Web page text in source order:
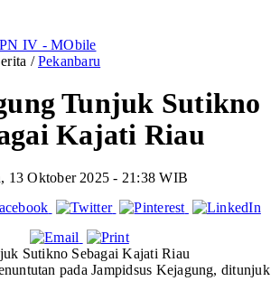
/Pekanbaru
Tunjuk Sutikno
Kajati Riau
13 Oktober 2025 - 21:38 WIB
pada Jampidsus Kejagung, ditunjuk